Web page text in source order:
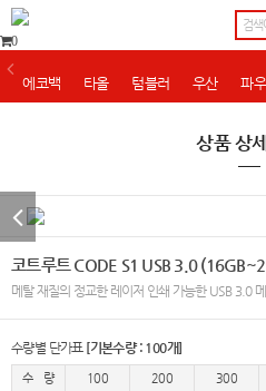
0
에코백 타올 텀블러 우산 파
상품 상
코트루트 CODE S1 USB 3.0
메탈 재질의 정교한 레이저 인쇄 가능한 USB 3.0
수량별 단가표 [기본수량 : 100개]
수 량 100 200 300